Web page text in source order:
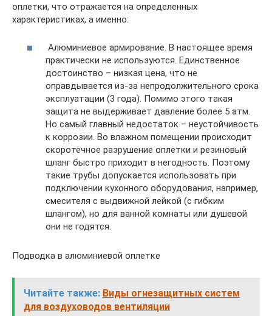
оплетки, что отражается на определенных
характеристиках, а именно:
Алюминиевое армирование. В настоящее время
практически не используются. Единственное
достоинство – низкая цена, что не
оправдывается из-за непродолжительного срока
эксплуатации (3 года). Помимо этого такая
защита не выдерживает давление более 5 атм.
Но самый главный недостаток – неустойчивость
к коррозии. Во влажном помещении происходит
скоротечное разрушение оплетки и резиновый
шланг быстро приходит в негодность. Поэтому
такие трубы допускается использовать при
подключении кухонного оборудования, например,
смесителя с выдвижной лейкой (с гибким
шлангом), но для ванной комнаты или душевой
они не годятся.
Подводка в алюминиевой оплетке
Читайте также: Виды огнезащитных систем
для воздуховодов вентиляции